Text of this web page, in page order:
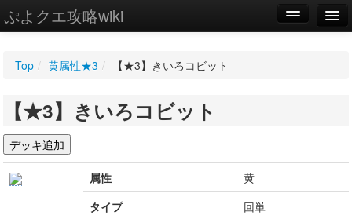
ぷよクエ攻略wiki
WIKI
設定
Top / 黄属性★3 / 【★3】きいろコビット
【★3】きいろコビット
属性
黄
タイプ
回単